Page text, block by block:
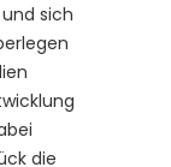
sich
die